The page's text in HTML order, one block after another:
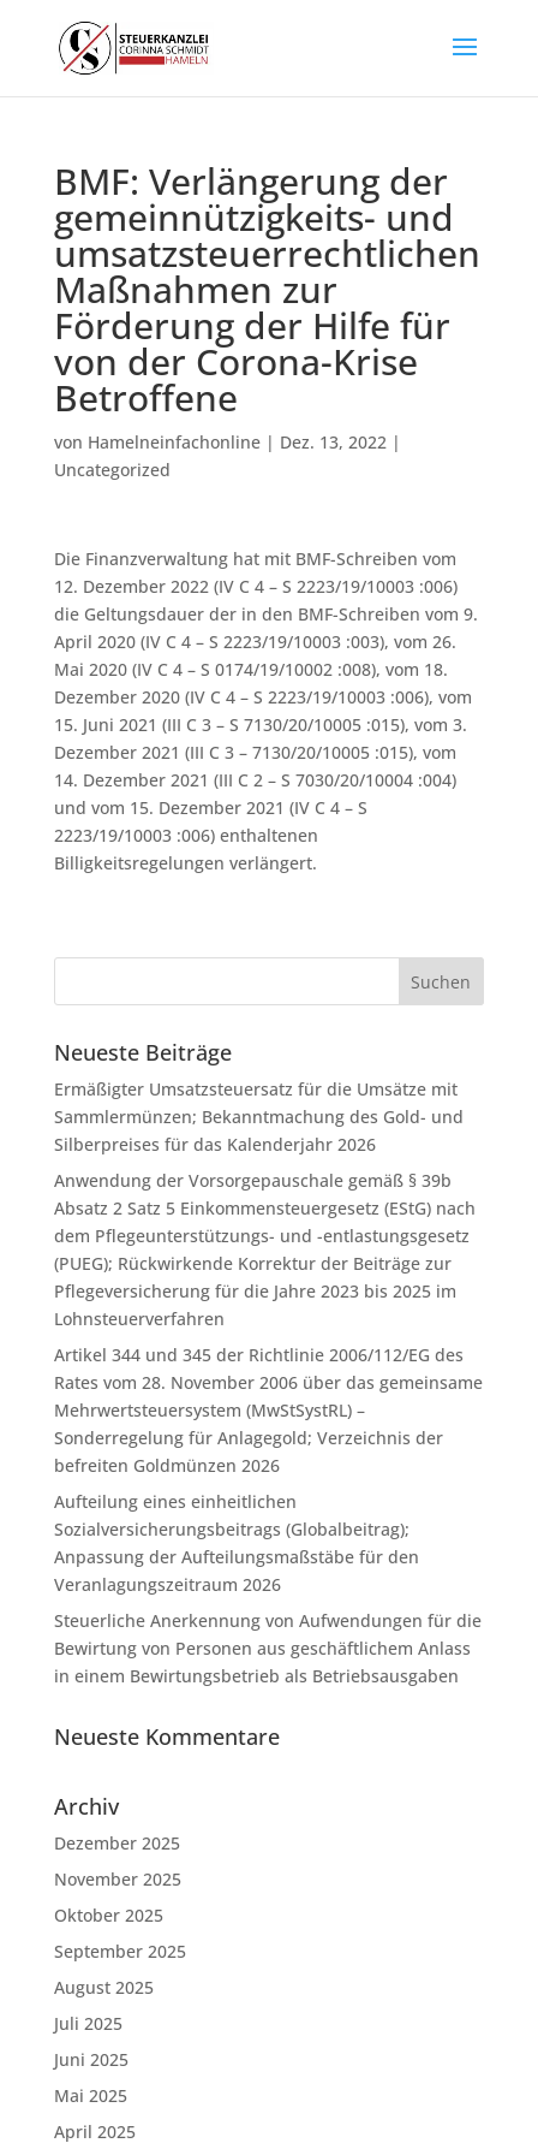
BMF: Verlängerung der
gemeinnützigkeits- und
umsatzsteuerrechtlichen
Maßnahmen zur
Förderung der Hilfe für
von der Corona-Krise
Betroffene
von Hamelneinfachonline| Dez. 13, 2022|
Uncategorized
Die Finanzverwaltung hat mit BMF-Schreiben vom
12. Dezember 2022 (IV C 4 – S 2223/19/10003 :006)
die Geltungsdauer der in den BMF-Schreiben vom 9.
April 2020 (IV C 4 – S 2223/19/10003 :003), vom 26.
Mai 2020 (IV C 4 – S 0174/19/10002 :008), vom 18.
Dezember 2020 (IV C 4 – S 2223/19/10003 :006), vom
15. Juni 2021 (III C 3 – S 7130/20/10005 :015), vom 3.
Dezember 2021 (III C 3 – 7130/20/10005 :015), vom
14. Dezember 2021 (III C 2 – S 7030/20/10004 :004)
und vom 15. Dezember 2021 (IV C 4 – S
2223/19/10003 :006) enthaltenen
Billigkeitsregelungen verlängert.
Neueste Beiträge
Ermäßigter Umsatzsteuersatz für die Umsätze mit
Sammlermünzen; Bekanntmachung des Gold- und
Silberpreises für das Kalenderjahr 2026
Anwendung der Vorsorgepauschale gemäß § 39b
Absatz 2 Satz 5 Einkommensteuergesetz (EStG) nach
dem Pflegeunterstützungs- und -entlastungsgesetz
(PUEG); Rückwirkende Korrektur der Beiträge zur
Pflegeversicherung für die Jahre 2023 bis 2025 im
Lohnsteuerverfahren
Artikel 344 und 345 der Richtlinie 2006/112/EG des
Rates vom 28. November 2006 über das gemeinsame
Mehrwertsteuersystem (MwStSystRL) –
Sonderregelung für Anlagegold; Verzeichnis der
befreiten Goldmünzen 2026
Aufteilung eines einheitlichen
Sozialversicherungsbeitrags (Globalbeitrag);
Anpassung der Aufteilungsmaßstäbe für den
Veranlagungszeitraum 2026
Steuerliche Anerkennung von Aufwendungen für die
Bewirtung von Personen aus geschäftlichem Anlass
in einem Bewirtungsbetrieb als Betriebsausgaben
Neueste Kommentare
Archiv
Dezember 2025
November 2025
Oktober 2025
September 2025
August 2025
Juli 2025
Juni 2025
Mai 2025
April 2025